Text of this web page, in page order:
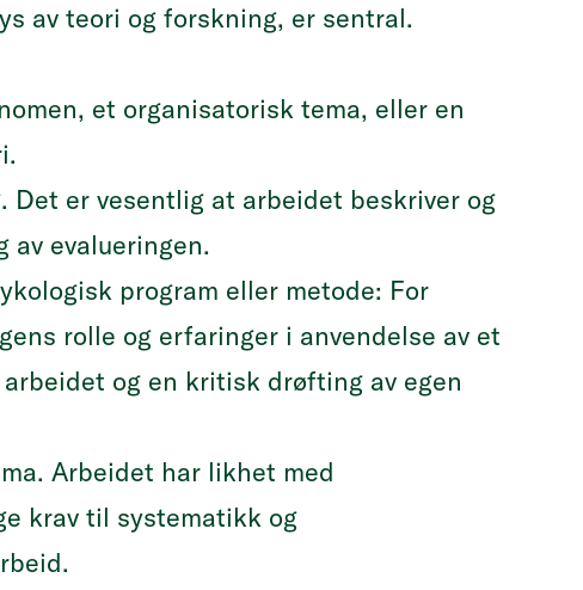
av teori og forskning, er sentral.
et organisatorisk tema, eller en
er vesentlig at arbeidet beskriver og
evalueringen.
program eller metode: For
rolle og erfaringer i anvendelse av et
og en kritisk drøfting av egen
Arbeidet har likhet med
krav til systematikk og